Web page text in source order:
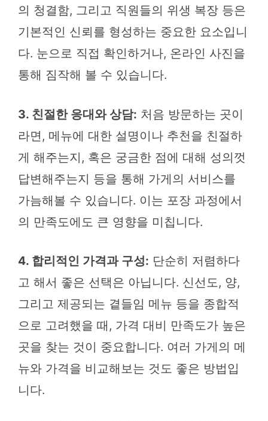
의 청결함, 그리고 직원들의 위생 복장 등은
기본적인 신뢰를 형성하는 중요한 요소입니
다. 눈으로 직접 확인하거나, 온라인 사진을
통해 짐작해 볼 수 있습니다.
3. 친절한 응대와 상담: 처음 방문하는 곳이
라면, 메뉴에 대한 설명이나 추천을 친절하
게 해주는지, 혹은 궁금한 점에 대해 성의껏
답변해주는지 등을 통해 가게의 서비스를
가늠해볼 수 있습니다. 이는 포장 과정에서
의 만족도에도 큰 영향을 미칩니다.
4. 합리적인 가격과 구성: 단순히 저렴하다
고 해서 좋은 선택은 아닙니다. 신선도, 양,
그리고 제공되는 곁들임 메뉴 등을 종합적
으로 고려했을 때, 가격 대비 만족도가 높은
곳을 찾는 것이 중요합니다. 여러 가게의 메
뉴와 가격을 비교해보는 것도 좋은 방법입
니다.